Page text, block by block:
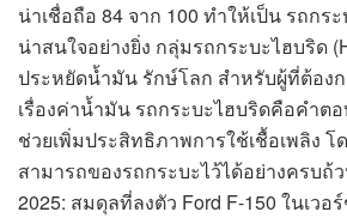
น่าเชื่อถือ 84 จาก 100 ทำให้เป็น รถกร
น่าสนใจอย่างยิ่ง กลุ่มรถกระบะไฮบริด
ประหยัดน้ำมัน รักษ์โลก สำหรับผู้ที่ต้อง
เรื่องค่าน้ำมัน รถกระบะไฮบริดคือคำต
ช่วยเพิ่มประสิทธิภาพการใช้เชื้อเพลิง โ
สามารถของรถกระบะไว้ได้อย่างครบถ้
2025: สมดุลที่ลงตัว Ford F-150 ในเวอ